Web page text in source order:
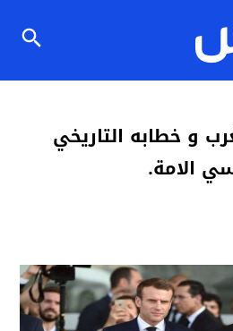
و خطابه التاريخي
الامة.